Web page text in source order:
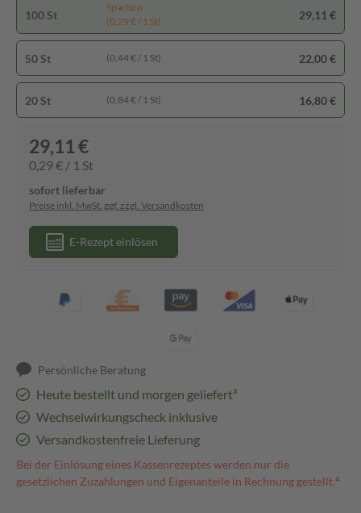
100 St
Spartipp
(0,29 € / 1 St)
29,11 €
50 St (0,44 € / 1 St) 22,00 €
20 St (0,84 € / 1 St) 16,80 €
29,11 €
0,29 € / 1 St
sofort lieferbar
Preise inkl. MwSt. ggf. zzgl. Versandkosten
E-Rezept einlösen
Persönliche Beratung
Heute bestellt und morgen geliefert³
Wechselwirkungscheck inklusive
Versandkostenfreie Lieferung
Bei der Einlösung eines Kassenrezeptes werden nur die
gesetzlichen Zuzahlungen und Eigenanteile in Rechnung gestellt.⁴